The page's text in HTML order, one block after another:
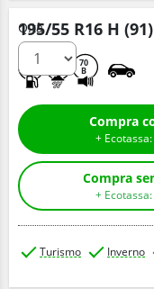
195/55 R16 H (91)
70
B
Q.tà
Turismo Inverno